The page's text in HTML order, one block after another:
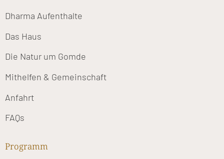
Dharma Aufenthalte
Das Haus
Die Natur um Gomde
Mithelfen & Gemeinschaft
Anfahrt
FAQs
Programm